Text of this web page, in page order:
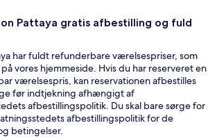
Pattaya gratis afbestilling og fuld
har fuldt refunderbare værelsespriser, som
vores hjemmeside. Hvis du har reserveret en
værelsespris, kan reservationen afbestilles
før indtjekning afhængigt af
afbestillingspolitik. Du skal bare sørge for
afbestillingspolitik for de
betingelser.